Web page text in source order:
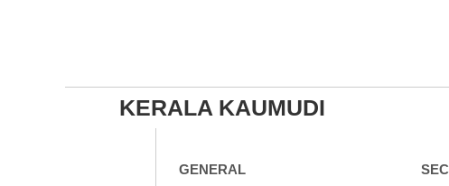
KERALA KAUMUDI
GENERAL